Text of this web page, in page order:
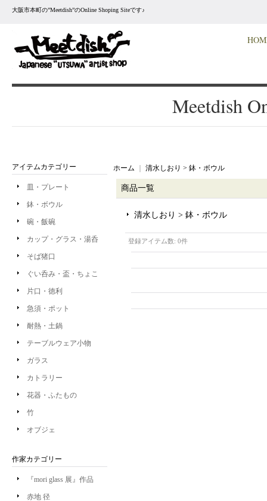
大阪市本町の”Meetdish”のOnline Shoping Siteです♪
Meetdish
アイテムカテゴリー
皿・プレート
鉢・ボウル
碗・飯碗
カップ・グラス・湯呑
そば猪口
ぐい呑み・盃・ちょこ
片口・徳利
急須・ポット
耐熱・土鍋
テーブルウェア小物
ガラス
カトラリー
花器・ふたもの
竹
オブジェ
作家カテゴリー
『mori glass 展』作品
赤地 径
ホーム 清水しおり > 鉢・ボウル
商品一覧
清水しおり > 鉢・ボウル
登録アイテム数: 0件